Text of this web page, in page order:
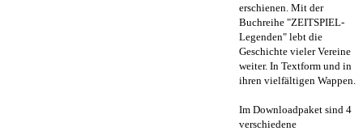
erschienen. Mit der
Buchreihe "ZEITSPIEL-
Legenden" lebt die
Geschichte vieler Vereine
weiter. In Textform und in
ihren vielfältigen Wappen.
Im Downloadpaket sind 4
verschiedene